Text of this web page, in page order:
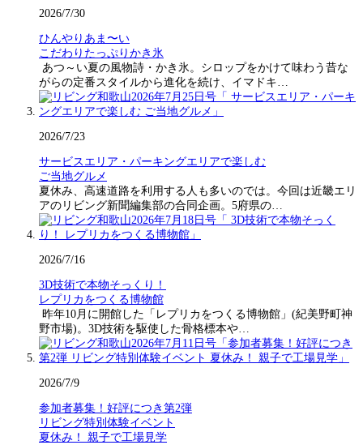
2026/7/30
ひんやりあま〜い
こだわりたっぷりかき氷
あつ～い夏の風物詩・かき氷。シロップをかけて味わう昔な
がらの定番スタイルから進化を続け、イマドキ…
2026/7/23
サービスエリア・パーキングエリアで楽しむ
ご当地グルメ
夏休み、高速道路を利用する人も多いのでは。今回は近畿エリ
アのリビング新聞編集部の合同企画。5府県の…
2026/7/16
3D技術で本物そっくり！
レプリカをつくる博物館
昨年10月に開館した「レプリカをつくる博物館」(紀美野町神
野市場)。3D技術を駆使した骨格標本や…
2026/7/9
参加者募集！好評につき第2弾
リビング特別体験イベント
夏休み！ 親子で工場見学